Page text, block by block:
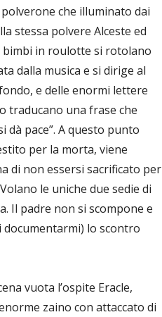
che illuminato dai
stessa polvere Alceste ed
bimbi in roulotte si rotolano
dalla musica e si dirige al
e delle enormi lettere
traducano una frase che
dà pace”. A questo punto
per la morta, viene
di non essersi sacrificato per
le uniche due sedie di
Il padre non si scompone e
documentarmi) lo scontro
vuota l’ospite Eracle,
zaino con attaccato di